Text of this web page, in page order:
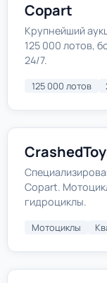
Copart
Крупнейший
125 000 лотов,
24/7.
125 000 лотов
Copart.
гидроциклы.
Мотоциклы